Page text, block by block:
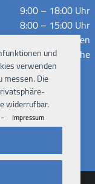
und
verwenden
messen. Die
widerrufbar.
- Impressum
9:00 – 18:00 Uhr
8:00 – 15:00 Uhr
Geschlossen
Nach Absprache
YouTube